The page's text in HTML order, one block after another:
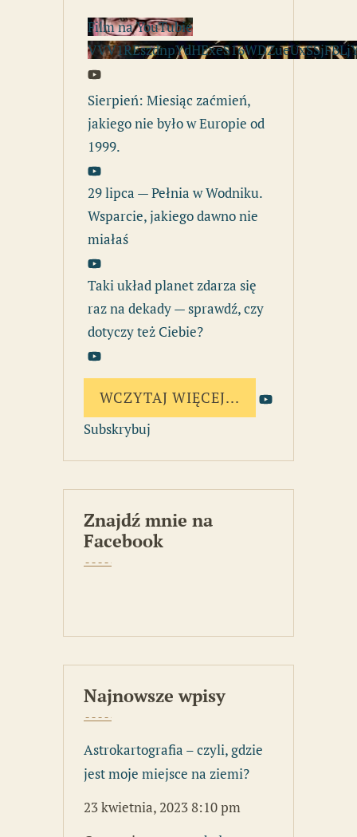
Film na YouTubie
Sierpień: Miesiąc zaćmień,
jakiego nie było w Europie od
1999.
29 lipca — Pełnia w Wodniku.
Wsparcie, jakiego dawno nie
miałaś
Taki układ planet zdarza się
raz na dekady — sprawdź, czy
dotyczy też Ciebie?
WCZYTAJ WIĘCEJ...
Subskrybuj
Znajdź mnie na
Facebook
Najnowsze wpisy
Astrokartografia – czyli, gdzie
jest moje miejsce na ziemi?
23 kwietnia, 2023 8:10 pm